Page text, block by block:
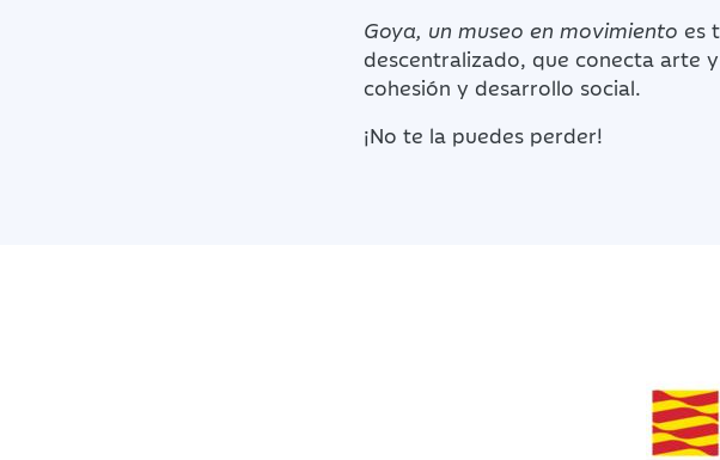
Goya, un museo en movimiento es
descentralizado, que conecta arte
cohesión y desarrollo social.
¡No te la puedes perder!